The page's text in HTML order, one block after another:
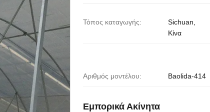
Τόπος καταγωγής:
Sichuan,
Κίνα
Αριθμός μοντέλου: Baolida-414
Εμπορικά Ακίνητα